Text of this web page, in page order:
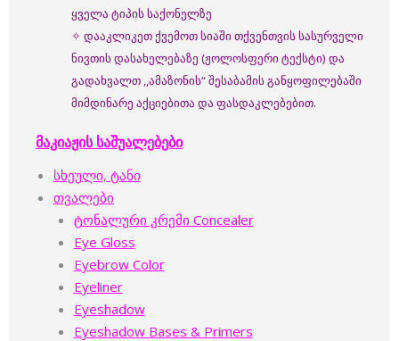
ყველა ტიპის საქონელზე
✧ დააკლიკეთ ქვემოთ სიაში თქვენთვის სასურველი
ნივთის დასახელებაზე (ჟოლოსფერი ტექსტი) და
გადახვალთ ,,ამაზონის“ შესაბამის განყოფილებაში
მიმდინარე აქციებითა და ფასდაკლებებით.
მაკიაჟის საშუალებები
სხეული, ტანი
თვალები
ტონალური კრემი Concealer
Eye Gloss
Eyebrow Color
Eyeliner
Eyeshadow
Eyeshadow Bases & Primers